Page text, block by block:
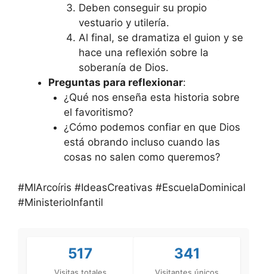
Deben conseguir su propio
vestuario y utilería.
Al final, se dramatiza el guion y se
hace una reflexión sobre la
soberanía de Dios.
Preguntas para reflexionar:
¿Qué nos enseña esta historia sobre
el favoritismo?
¿Cómo podemos confiar en que Dios
está obrando incluso cuando las
cosas no salen como queremos?
#MIArcoíris #IdeasCreativas #EscuelaDominical
#MinisterioInfantil
517
Visitas totales
341
Visitantes únicos